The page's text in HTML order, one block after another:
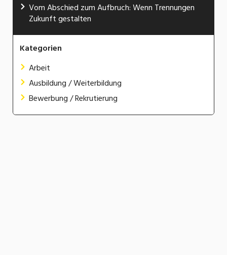
Vom Abschied zum Aufbruch: Wenn Trennungen
Zukunft gestalten
Kategorien
Arbeit
Ausbildung / Weiterbildung
Bewerbung / Rekrutierung